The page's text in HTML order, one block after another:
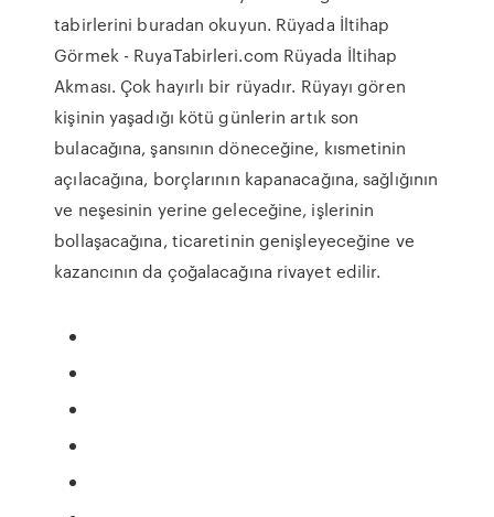
tabirlerini buradan okuyun. Rüyada İltihap
Görmek - RuyaTabirleri.com Rüyada İltihap
Akması. Çok hayırlı bir rüyadır. Rüyayı gören
kişinin yaşadığı kötü günlerin artık son
bulacağına, şansının döneceğine, kısmetinin
açılacağına, borçlarının kapanacağına, sağlığının
ve neşesinin yerine geleceğine, işlerinin
bollaşacağına, ticaretinin genişleyeceğine ve
kazancının da çoğalacağına rivayet edilir.